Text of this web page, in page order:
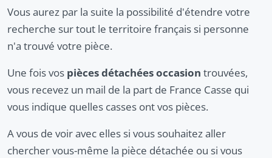
Vous aurez par la suite la possibilité d'étendre votre
recherche sur tout le territoire français si personne
n'a trouvé votre pièce.
Une fois vos pièces détachées occasion trouvées,
vous recevez un mail de la part de France Casse qui
vous indique quelles casses ont vos pièces.
A vous de voir avec elles si vous souhaitez aller
chercher vous-même la pièce détachée ou si vous